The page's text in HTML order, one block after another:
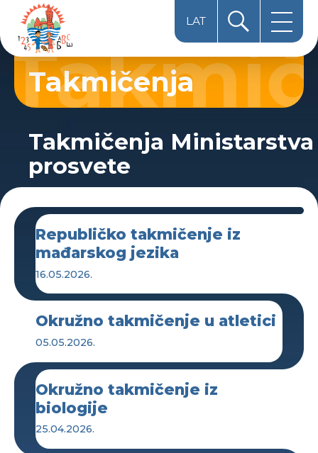
LAT
HUN
ЋИР
Takmičenja
Takmičenja Ministarstva
prosvete
Republičko takmičenje iz
mađarskog jezika
16.05.2026.
Okružno takmičenje u atletici
05.05.2026.
Okružno takmičenje iz
biologije
25.04.2026.